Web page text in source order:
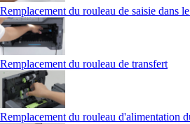
Remplacement du rouleau de saisie dans
Remplacement du rouleau de transfert
Remplacement du rouleau d'alimentation